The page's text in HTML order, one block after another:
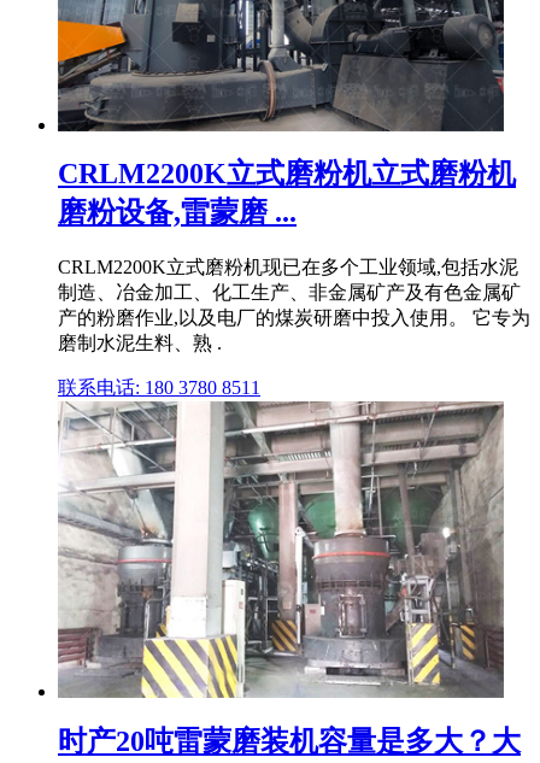
CRLM2200K立式磨粉机立式磨粉机
磨粉设备,雷蒙磨 ...
CRLM2200K立式磨粉机现已在多个工业领域,包括水泥
制造、冶金加工、化工生产、非金属矿产及有色金属矿
产的粉磨作业,以及电厂的煤炭研磨中投入使用。 它专为
磨制水泥生料、熟 .
联系电话: 180 3780 8511
时产20吨雷蒙磨装机容量是多大？大